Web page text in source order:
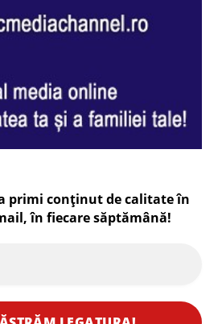
primi conținut de calitate în
în fiecaresăptămână!